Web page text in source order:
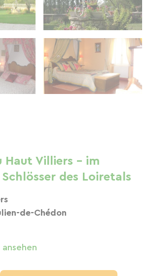
Haut Villiers – im
Schlösser des Loiretals
de-Chédon